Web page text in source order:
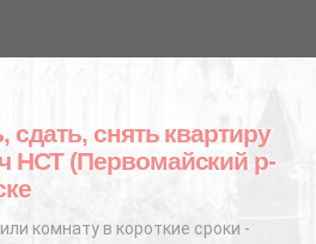
сдать, снять квартиру
НСТ (Первомайский р-
комнату в короткие сроки -